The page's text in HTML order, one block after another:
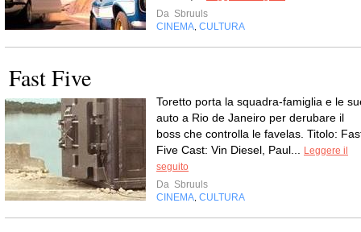
Da Sbruuls
CINEMA CULTURA
Fast Five
Toretto porta la squadra-famiglia e le
auto a Rio de Janeiro per derubare il
boss che controlla le favelas. Titolo:
Five Cast: Vin Diesel, Paul...
Leggere il
seguito
Da Sbruuls
CINEMA CULTURA